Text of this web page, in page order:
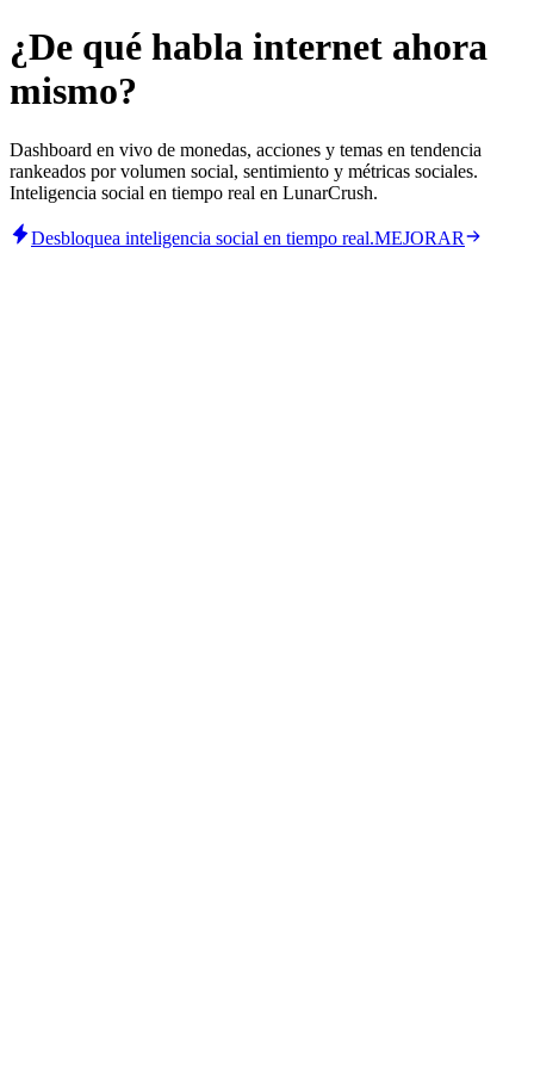
¿De qué habla internet ahora
mismo?
Dashboard en vivo de monedas, acciones y temas en tendencia
rankeados por volumen social, sentimiento y métricas sociales.
Inteligencia social en tiempo real en LunarCrush.
Desbloquea inteligencia social en tiempo real.MEJORAR